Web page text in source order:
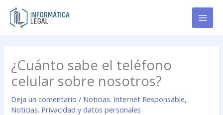
contenido
¿Cuánto sabe el teléfono
celular sobre nosotros?
Deja un comentario / Noticias. Internet Responsable,
Noticias. Privacidad y datos personales